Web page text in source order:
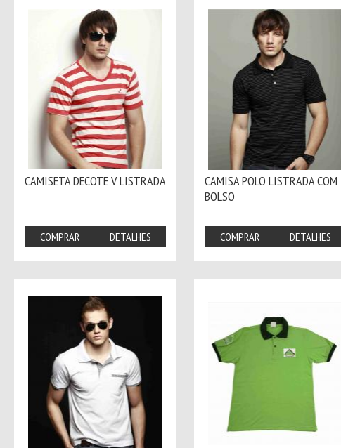
CAMISETA DECOTE V LISTRADA
COMPRAR DETALHES
CAMISA POLO LISTRADA COM
BOLSO
COMPRAR DETALHES